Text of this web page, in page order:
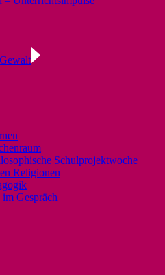
Schulprojektwoche
Religionen
Gespräch